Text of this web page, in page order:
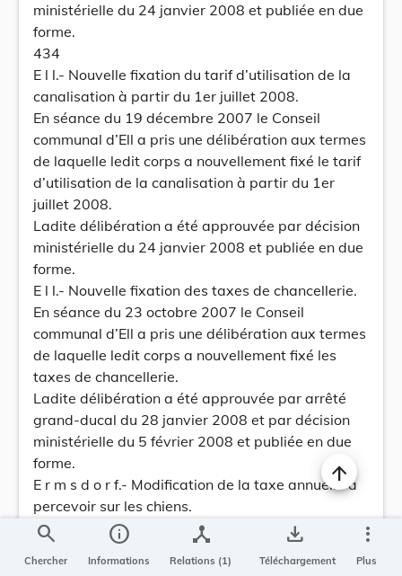
ministérielle du 24 janvier 2008 et publiée en due
forme.
434
E l l.- Nouvelle fixation du tarif d’utilisation de la
canalisation à partir du 1er juillet 2008.
En séance du 19 décembre 2007 le Conseil
communal d’Ell a pris une délibération aux termes
de laquelle ledit corps a nouvellement fixé le tarif
d’utilisation de la canalisation à partir du 1er
juillet 2008.
Ladite délibération a été approuvée par décision
ministérielle du 24 janvier 2008 et publiée en due
forme.
E l l.- Nouvelle fixation des taxes de chancellerie.
En séance du 23 octobre 2007 le Conseil
communal d’Ell a pris une délibération aux termes
de laquelle ledit corps a nouvellement fixé les
taxes de chancellerie.
Ladite délibération a été approuvée par arrêté
grand-ducal du 28 janvier 2008 et par décision
ministérielle du 5 février 2008 et publiée en due
forme.
E r m s d o r f.- Modification de la taxe annuelle à
percevoir sur les chiens.
En séance du 6 novembre 2007 le Conseil
communal d’Ermsdorf a pris une délibération aux
termes de laquelle ledit corps a modifié la taxe
search
Chercher
info
Informations
device_hub
Relations (1)
save_alt
Téléchargement
more_vert
Plus